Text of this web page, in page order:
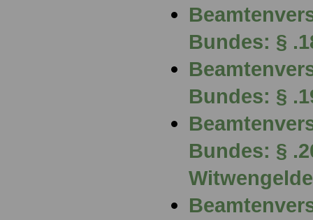
Bundes: §
Bundes: §
Bundes: §